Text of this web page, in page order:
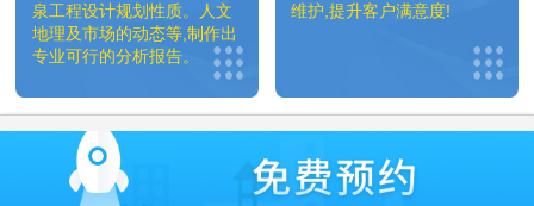
泉工程设计规划性质。人文
地理及市场的动态等,制作出
专业可行的分析报告。
维护,提升客户满意度!